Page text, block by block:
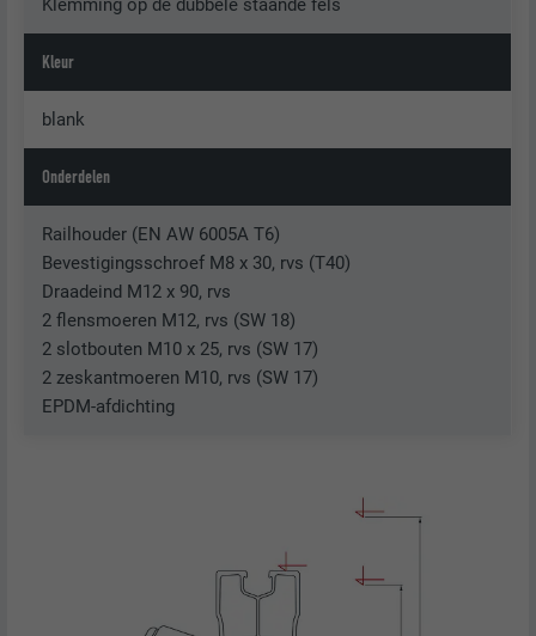
Klemming op de dubbele staande fels
Kleur
blank
Onderdelen
Railhouder (EN AW 6005A T6)
Bevestigingsschroef M8 x 30, rvs (T40)
Draadeind M12 x 90, rvs
2 flensmoeren M12, rvs (SW 18)
2 slotbouten M10 x 25, rvs (SW 17)
2 zeskantmoeren M10, rvs (SW 17)
EPDM-afdichting